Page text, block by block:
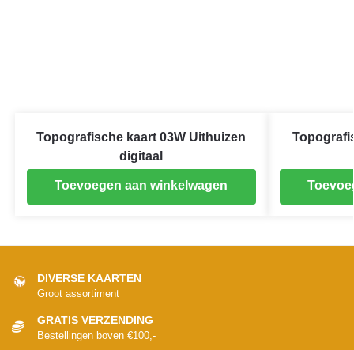
Topografische kaart 03W Uithuizen
digitaal
Toevoegen aan winkelwagen
DIVERSE KAARTEN
Groot assortiment
GRATIS VERZENDING
Bestellingen boven €100,-